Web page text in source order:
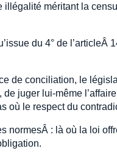
méritant la
du 4° de l’articleÂ
de conciliation, le
juger lui-même
où le respect du
normesÂ : là où la loi